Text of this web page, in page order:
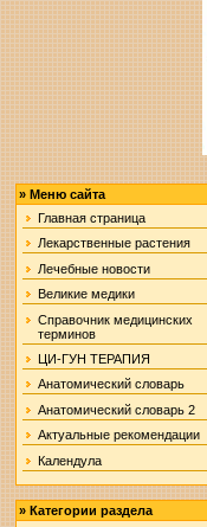
»Меню сайта
Главная страница
Лекарственные растения
Лечебные новости
Великие медики
Справочник медицинских
терминов
ЦИ-ГУН ТЕРАПИЯ
Анатомический словарь
Анатомический словарь 2
Актуальные рекомендации
Календула
»Категории раздела